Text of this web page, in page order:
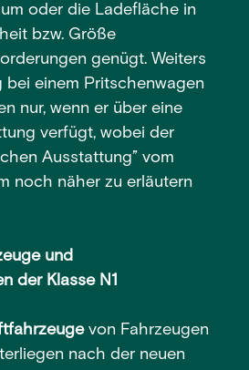
oder die Ladefläche in
bzw. Größe
genügt. Weiters
bei einem Pritschenwagen
nur, wenn er über eine
verfügt, wobei der
Ausstattung” vom
noch näher zu erläutern
und
der Klasse N1
von Fahrzeugen
nach der neuen